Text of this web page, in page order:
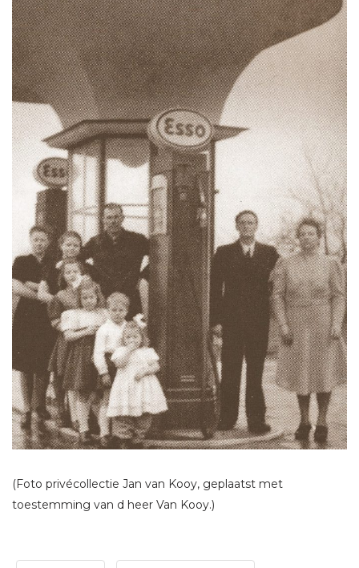
(Foto privécollectie Jan van Kooy, geplaatst met
toestemming van d heer Van Kooy.)